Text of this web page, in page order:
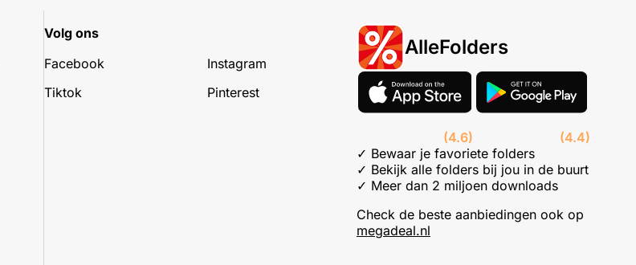
Volg ons
Facebook
Instagram
Tiktok
Pinterest
AlleFolders
(4.6)
(4.4)
✓ Bewaar je favoriete folders
✓ Bekijk alle folders bij jou in de buurt
✓ Meer dan 2 miljoen downloads
Check de beste aanbiedingen ook op
megadeal.nl